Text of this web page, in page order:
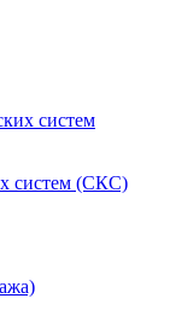
систем
систем (СКС)